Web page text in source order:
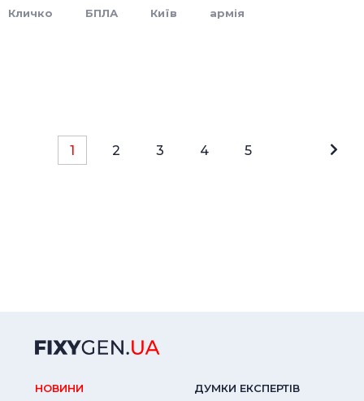
Кличко БПЛА Київ армія
1 2 3 4 5
НОВИНИ ДУМКИ ЕКСПЕРТIВ